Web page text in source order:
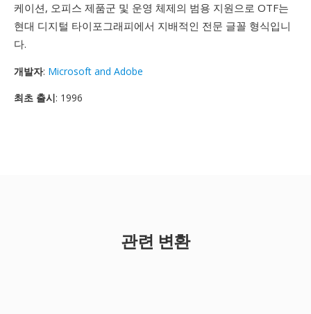
케이션, 오피스 제품군 및 운영 체제의 범용 지원으로 OTF는
현대 디지털 타이포그래피에서 지배적인 전문 글꼴 형식입니
다.
개발자: Microsoft and Adobe
최초 출시: 1996
관련 변환